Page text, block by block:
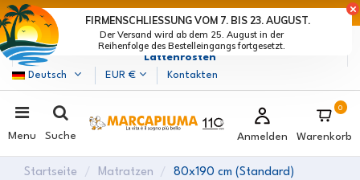
Marcapiuma| Hersteller von Matratzen, Kissen und
Lattenrosten
Deutsch
EUR € Kontakten
Menu Suche Anmelden
0
Warenkorb
Startseite Matratzen
80x190 cm (Standard)
Der Versand wird ab dem 25. August in der
Reihenfolge des Bestelleingangs fortgesetzt.
FIRMENSCHLIESSUNG VOM 7. BIS 23. AUGUST.